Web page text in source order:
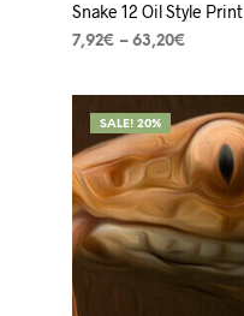
Snake 12 Oil Style Print
7,92€ – 63,20€
SALE! 20%